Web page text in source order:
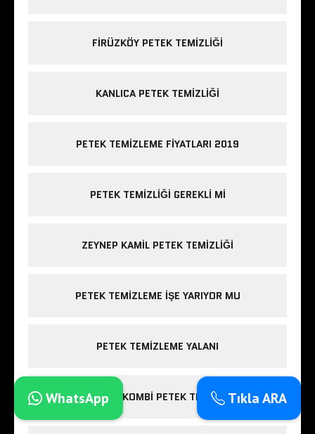
FIRÜZKÖY PETEK TEMIZLIĞI
KANLICA PETEK TEMIZLIĞI
PETEK TEMIZLEME FIYATLARI 2019
PETEK TEMIZLIĞI GEREKLI MI
ZEYNEP KAMIL PETEK TEMIZLIĞI
PETEK TEMIZLEME IŞE YARIYOR MU
PETEK TEMIZLEME YALANI
ESENLER KOMBI PETEK TEMIZLIĞITıkla ARA
WhatsApp